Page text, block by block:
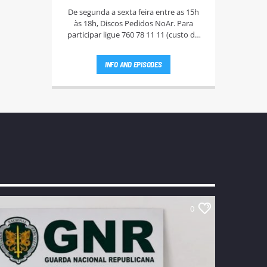
De segunda a sexta feira entre as 15h
às 18h, Discos Pedidos NoAr. Para
participar ligue 760 78 11 11 (custo da
Rute Andrade ou a Bi Silva entrem em
contato.
INFO AND EPISODES
0